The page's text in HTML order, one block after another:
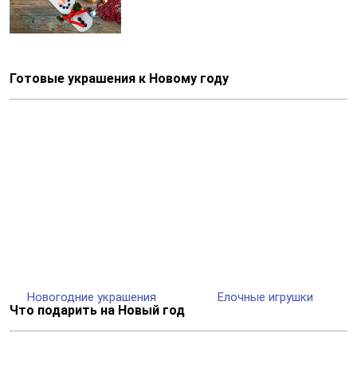
Готовые украшения к Новому году
Новогодние украшения Елочные игрушки
Что подарить на Новый год